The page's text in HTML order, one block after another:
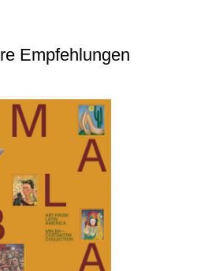
Empfehlungen